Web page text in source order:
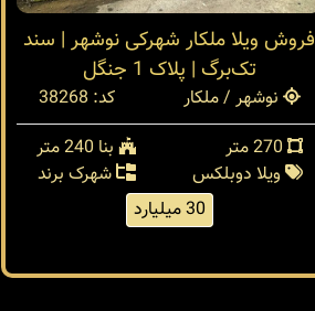
فروش ویلا ملکار شهرکی نوشهر | سند
تک‌برگ | پلاک 1 جنگل
نوشهر / ملکار
کد: 38268
بنا 240 متر
ویلا دوبلکس
شهرک برند
30 میلیارد